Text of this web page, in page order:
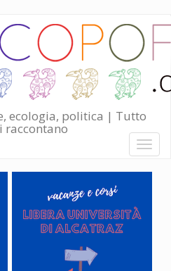
ecologia, politica | Tutto
raccontano
Toggle